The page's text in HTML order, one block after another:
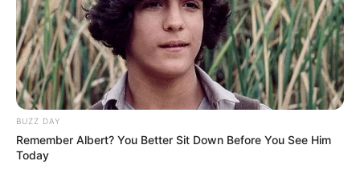
BUZZ DAY
Remember Albert? You Better Sit Down Before You See Him
Today